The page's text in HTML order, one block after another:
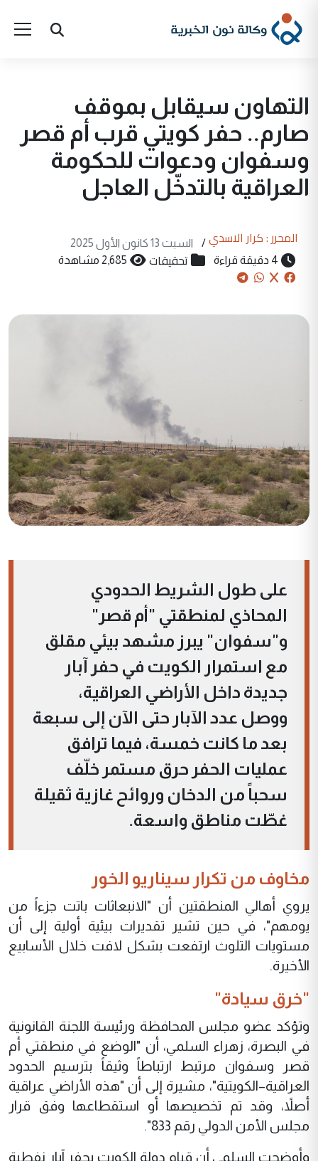
التهاون سيقابل بموقف
صارم.. حفر كويتي قرب أم قصر
وسفوان ودعوات للحكومة
العراقية بالتدخّل العاجل
المحرر : كرار الاسدي /
السبت 13 كانون الأول 2025
4 دقيقة قراءة
تحقيقات 2,685 مشاهدة
على طول الشريط الحدودي
المحاذي لمنطقتي "أم قصر"
و"سفوان" يبرز مشهد بيئي مقلق
مع استمرار الكويت في حفر آبار
جديدة داخل الأراضي العراقية،
ووصل عدد الآبار حتى الآن إلى سبعة
بعد ما كانت خمسة، فيما ترافق
عمليات الحفر حرق مستمر خلّف
سحباً من الدخان وروائح غازية ثقيلة
غطّت مناطق واسعة.
مخاوف من تكرار سيناريو الخور
يروي أهالي المنطقتين أن "الانبعاثات باتت جزءاً من
يومهم"، في حين تشير تقديرات بيئية أولية إلى أن
مستويات التلوث ارتفعت بشكل لافت خلال الأسابيع
الأخيرة.
"خرق سيادة"
وتؤكد عضو مجلس المحافظة ورئيسة اللجنة القانونية
في البصرة، زهراء السلمي، أن "الوضع في منطقتي أم
قصر وسفوان مرتبط ارتباطاً وثيقاً بترسيم الحدود
العراقية–الكويتية"، مشيرة إلى أن "هذه الأراضي عراقية
أصلاً، وقد تم تخصيصها أو استقطاعها وفق قرار
مجلس الأمن الدولي رقم 833".
وأوضحت السلمي أن قيام دولة الكويت بحفر آبار نفطية